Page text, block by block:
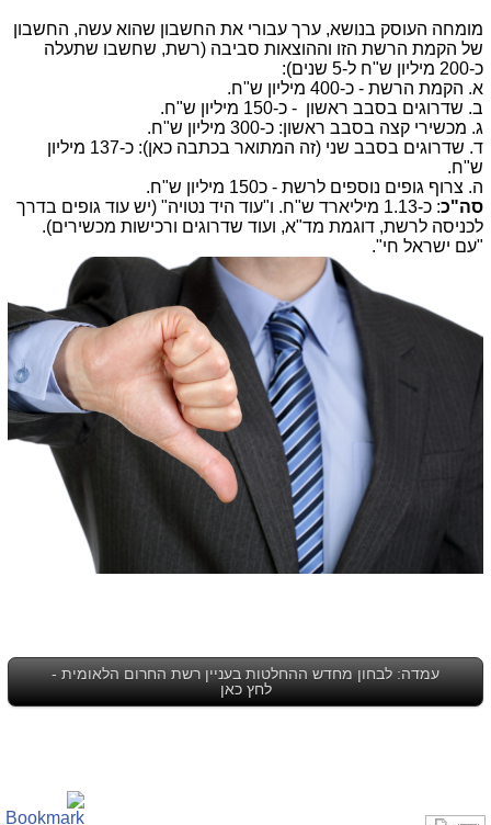
מומחה העוסק בנושא, ערך עבורי את החשבון שהוא עשה, החשבון
של הקמת הרשת הזו וההוצאות סביבה (רשת, שחשבו שתעלה
כ-200 מיליון ש"ח ל-5 שנים):
א. הקמת הרשת - כ-400 מיליון ש"ח.
ב. שדרוגים בסבב ראשון - כ-150 מיליון ש"ח.
ג. מכשירי קצה בסבב ראשון: כ-300 מיליון ש"ח.
ד. שדרוגים בסבב שני (זה המתואר בכתבה כאן): כ-137 מיליון
ש"ח.
ה. צרוף גופים נוספים לרשת - כ150 מיליון ש"ח.
סה"כ
: כ-1.13 מיליארד ש"ח. ו"עוד היד נטויה" (יש עוד גופים בדרך
לכניסה לרשת, דוגמת מד"א, ועוד שדרוגים ורכישות מכשירים).
"עם ישראל חי".
עמדה: לבחון מחדש ההחלטות בעניין רשת החרום הלאומית -
לחץ כאן